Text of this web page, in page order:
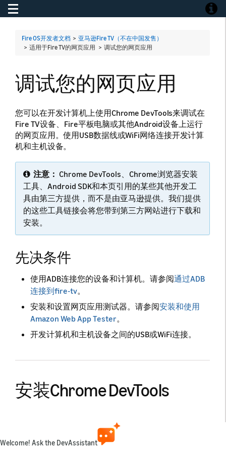
Toggle navigation
Fire OS开发者文档 > 亚马逊Fire TV（不在中国发售）
> 适用于Fire TV的网页应用 > 调试您的网页应用
调试您的网页应用
您可以在开发计算机上使用Chrome DevTools来调试在
Fire TV设备、Fire平板电脑或其他Android设备上运行
的网页应用。使用USB数据线或WiFi网络连接开发计算
机和主机设备。
注意： Chrome DevTools、Chrome浏览器安装
工具、Android SDK和本页引用的某些其他开发工
具由第三方提供，而不是由亚马逊提供。我们提供
的这些工具链接会将您带到第三方网站进行下载和
安装。
先决条件
使用ADB连接您的设备和计算机。请参阅通过ADB
连接到fire-tv。
安装和设置网页应用测试器。请参阅安装和使用
Amazon Web App Tester。
开发计算机和主机设备之间的USB或WiFi连接。
安装Chrome DevTools
Chrome浏览器
本）。如需下载说明，请访问
Welcome! Ask the DevAssistant